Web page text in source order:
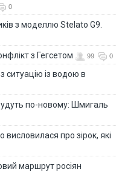
0
з моделлю Stelato G9.
з Гегсетом 99 0
ситуацію із водою в
по-новому: Шмигаль
про зірок, які
маршрут росіян